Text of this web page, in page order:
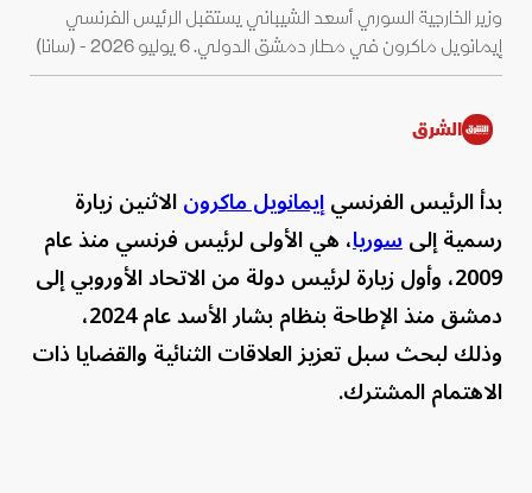
وزير الخارجية السوري أسعد الشيباني يستقبل الرئيس الفرنسي
إيمانويل ماكرون في مطار دمشق الدولي. 6 يوليو 2026 - (سانا)
الشرق
بدأ الرئيس الفرنسيإيمانويل ماكرونالاثنين زيارة
رسمية إلىسوريا، هي الأولى لرئيس فرنسي منذ عام
2009، وأول زيارة لرئيس دولة من الاتحاد الأوروبي إلى
دمشق منذ الإطاحة بنظام بشار الأسد عام 2024،
وذلك لبحث سبل تعزيز العلاقات الثنائية والقضايا ذات
الاهتمام المشترك.